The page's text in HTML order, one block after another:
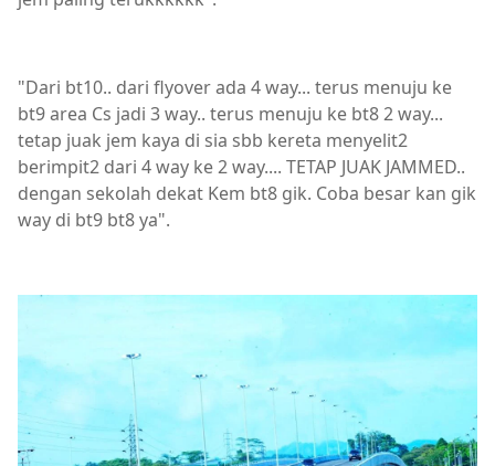
"Dari bt10.. dari flyover ada 4 way... terus menuju ke
bt9 area Cs jadi 3 way.. terus menuju ke bt8 2 way...
tetap juak jem kaya di sia sbb kereta menyelit2
berimpit2 dari 4 way ke 2 way.... TETAP JUAK JAMMED..
dengan sekolah dekat Kem bt8 gik. Coba besar kan gik
way di bt9 bt8 ya".